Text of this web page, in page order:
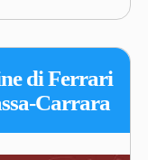
di Ferrari
Carrara